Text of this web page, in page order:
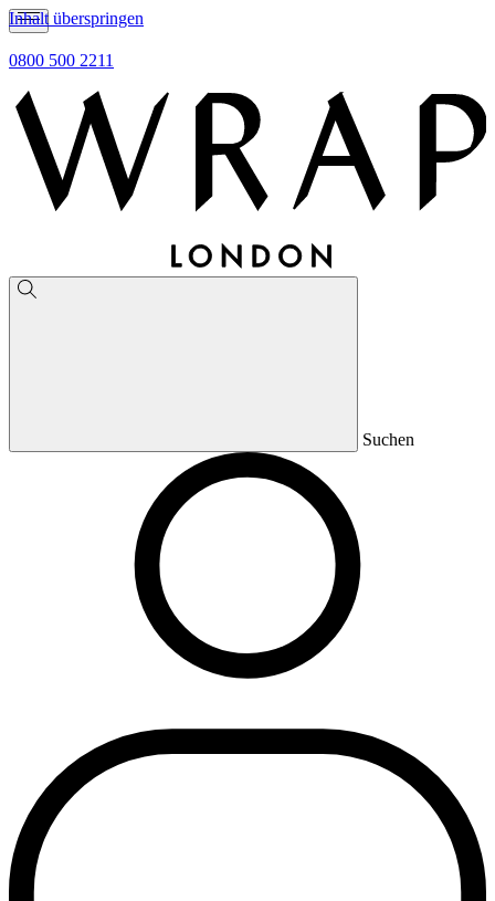
Inhalt überspringen
0800 500 2211
Suchen